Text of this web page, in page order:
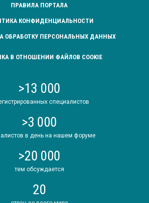
ПРАВИЛА ПОРТАЛА
КОНФИДЕНЦИАЛЬНОСТИ
ОБРАБОТКУ ПЕРСОНАЛЬНЫХ ДАННЫХ
В ОТНОШЕНИИ ФАЙЛОВ COOKIE
>13 000
специалистов
>3 000
в день на нашем форуме
>20 000
тем обсуждается
20